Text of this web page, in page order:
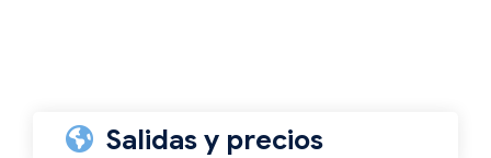
Salidas y precios